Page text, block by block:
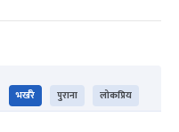
भर्खरै पुराना लोकप्रिय